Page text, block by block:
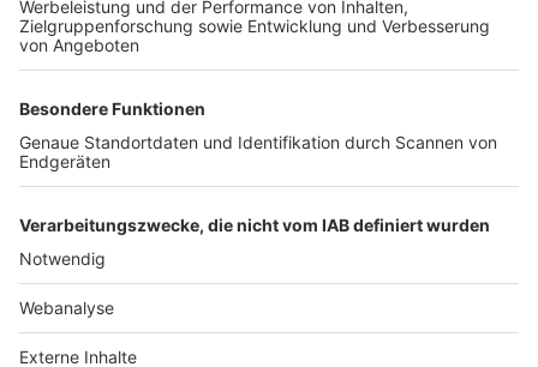
TOP-PARTNER
Nutzungsbedingungen Datenschutz Impressum